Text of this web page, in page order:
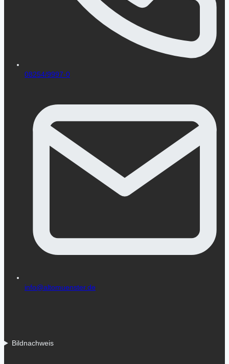
08254/9997-0
info@altomuenster.de
Bildnachweis